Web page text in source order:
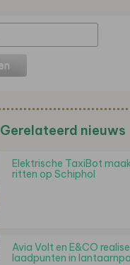
Gerelateerd nieuws
Elektrische TaxiBot
ritten op Schiphol
Avia Volt en E&CO
laadpunten in